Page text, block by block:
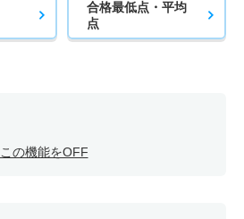
合格最低点・平均
点
この機能をOFF